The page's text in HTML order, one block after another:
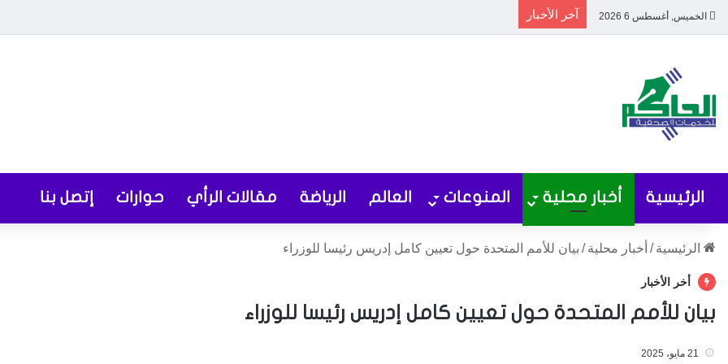
الخميس, أغسطس 6 2026 آخر الأخبار
الرئيسية أخبار محلية المنوعات العالم الرياضة مقالات الرأي حوارات إتصل بنا
الرئيسية / أخبار محلية / بيان للأمم المتحدة حول تعيين كامل إدريس رئيسا للوزراء
أخر الأخبار
بيان للأمم المتحدة حول تعيين كامل إدريس رئيسا للوزراء
21 مايو، 2025